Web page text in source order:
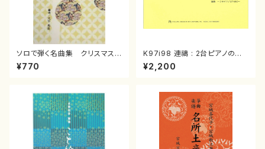
ソロで弾く名曲集 クリスマス・
イブ／恋人がサンタクロース(
箏独奏 /大平光美 編曲/楽
¥770
K97i98 連禱 : 2台ピアノのた
めの（2 Pianos / 菊池 幸夫 /
楽譜）
¥2,200